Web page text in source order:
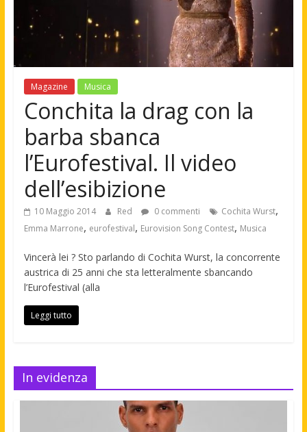
Magazine Musica
Conchita la drag con la
barba sbanca
l’Eurofestival. Il video
dell’esibizione
10 Maggio 2014 Red 0 commenti Cochita Wurst,
Emma Marrone, eurofestival, Eurovision Song Contest, Musica
Vincerà lei ? Sto parlando di Cochita Wurst, la concorrente
austrica di 25 anni che sta letteralmente sbancando
l’Eurofestival (alla
Leggi tutto
In evidenza